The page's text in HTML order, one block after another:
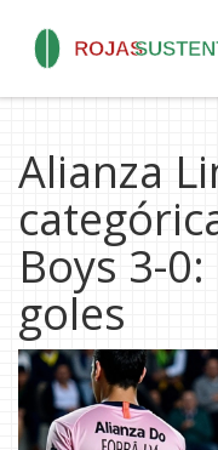
Alianza
Boys 3-
goles